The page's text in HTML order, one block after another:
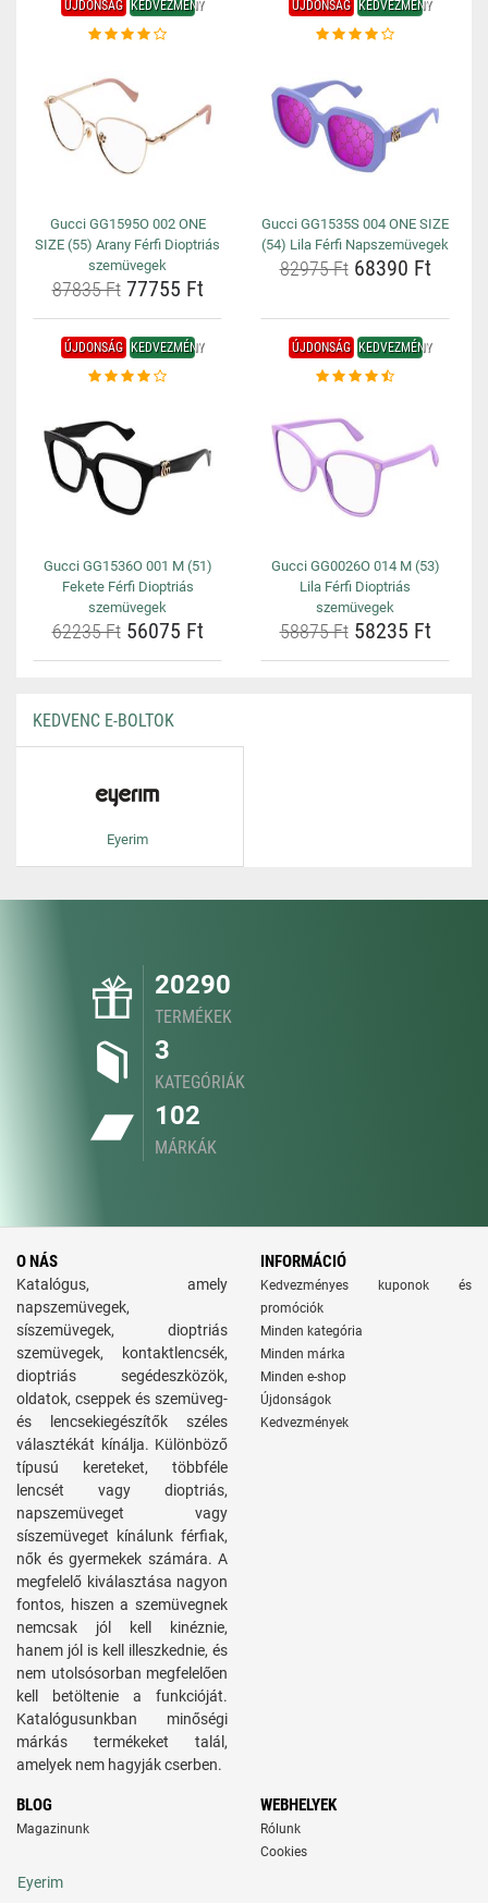
ÚJDONSÁG KEDVEZMÉNY
Gucci GG1595O 002 ONE
SIZE (55) Arany Férfi Dioptriás
szemüvegek
87835 Ft77755 Ft
ÚJDONSÁG KEDVEZMÉNY
Gucci GG1535S 004 ONE SIZE
(54) Lila Férfi Napszemüvegek
82975 Ft68390 Ft
ÚJDONSÁG KEDVEZMÉNY
Gucci GG1536O 001 M (51)
Fekete Férfi Dioptriás
szemüvegek
62235 Ft56075 Ft
ÚJDONSÁG KEDVEZMÉNY
Gucci GG0026O 014 M (53)
Lila Férfi Dioptriás
szemüvegek
58875 Ft58235 Ft
KEDVENC E-BOLTOK
Eyerim
20290
TERMÉKEK
3
KATEGÓRIÁK
102
MÁRKÁK
O NÁS
Katalógus, amely
napszemüvegek,
síszemüvegek, dioptriás
szemüvegek, kontaktlencsék,
dioptriás segédeszközök,
oldatok, cseppek és szemüveg-
és lencsekiegészítők széles
választékát kínálja. Különböző
típusú kereteket, többféle
lencsét vagy dioptriás,
napszemüveget vagy
síszemüveget kínálunk férfiak,
nők és gyermekek számára. A
megfelelő kiválasztása nagyon
fontos, hiszen a szemüvegnek
nemcsak jól kell kinéznie,
hanem jól is kell illeszkednie, és
nem utolsósorban megfelelően
kell betöltenie a funkcióját.
Katalógusunkban minőségi
márkás termékeket talál,
amelyek nem hagyják cserben.
INFORMÁCIÓ
Kedvezményes kuponok és
promóciók
Minden kategória
Minden márka
Minden e-shop
Újdonságok
Kedvezmények
BLOG
Magazinunk
WEBHELYEK
Rólunk
Cookies
Eyerim